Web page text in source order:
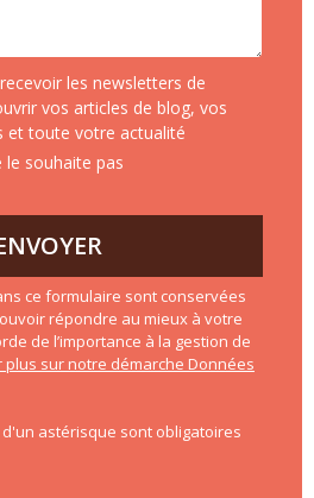
les newsletters de
vos articles de blog, vos
et toute votre actualité
souhaite pas
ce formulaire sont conservées
répondre au mieux à votre
de l’importance à la gestion de
plus sur notre démarche Données
astérisque sont obligatoires